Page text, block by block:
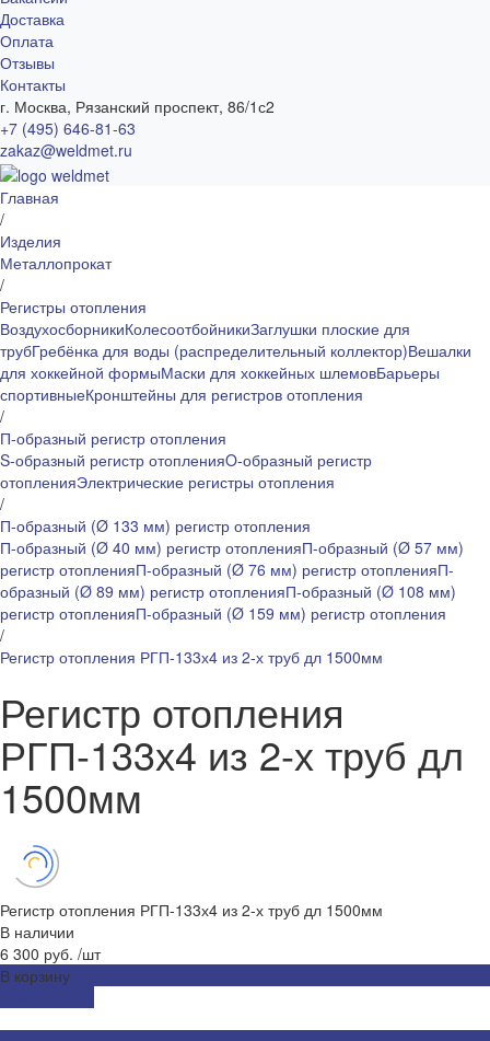
Доставка
Оплата
Отзывы
Контакты
г. Москва, Рязанский проспект, 86/1с2
+7 (495) 646-81-63
zakaz@weldmet.ru
Главная
/
Изделия
Металлопрокат
/
Регистры отопления
ВоздухосборникиКолесоотбойникиЗаглушки плоские для
трубГребёнка для воды (распределительный коллектор)Вешалки
для хоккейной формыМаски для хоккейных шлемовБарьеры
спортивныеКронштейны для регистров отопления
/
П-образный регистр отопления
S-образный регистр отопленияO-образный регистр
отопленияЭлектрические регистры отопления
/
П-образный (Ø 133 мм) регистр отопления
П-образный (Ø 40 мм) регистр отопленияП-образный (Ø 57 мм)
регистр отопленияП-образный (Ø 76 мм) регистр отопленияП-
образный (Ø 89 мм) регистр отопленияП-образный (Ø 108 мм)
регистр отопленияП-образный (Ø 159 мм) регистр отопления
/
Регистр отопления РГП-133х4 из 2-х труб дл 1500мм
Регистр отопления
РГП-133х4 из 2-х труб дл
1500мм
Регистр отопления РГП-133х4 из 2-х труб дл 1500мм
В наличии
6 300 руб. /шт
В корзину